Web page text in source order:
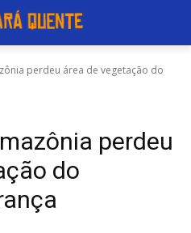
perdeu área de vegetação do
perdeu
do